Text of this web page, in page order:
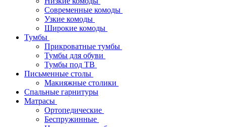
Современные комоды
Узкие комоды
Широкие комоды
Тумбы
Прикроватные тумбы
Тумбы для обуви
Тумбы под ТВ
Письменные столы
Макияжные столики
Спальные гарнитуры
Матрасы
Ортопедические
Беспружинные